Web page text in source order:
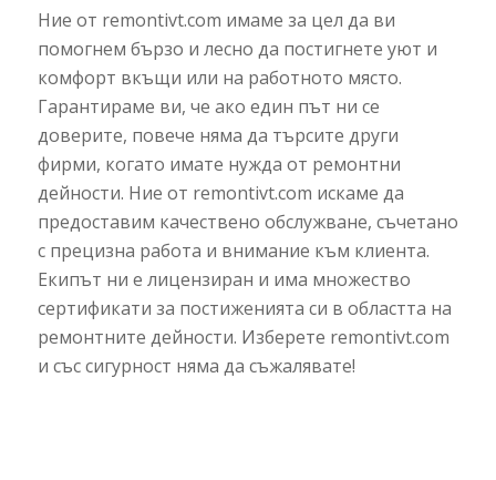
Ние от remontivt.com имаме за цел да ви
помогнем бързо и лесно да постигнете уют и
комфорт вкъщи или на работното място.
Гарантираме ви, че ако един път ни се
доверите, повече няма да търсите други
фирми, когато имате нужда от ремонтни
дейности. Ние от remontivt.com искаме да
предоставим качествено обслужване, съчетано
с прецизна работа и внимание към клиента.
Екипът ни е лицензиран и има множество
сертификати за постиженията си в областта на
ремонтните дейности. Изберете remontivt.com
и със сигурност няма да съжалявате!